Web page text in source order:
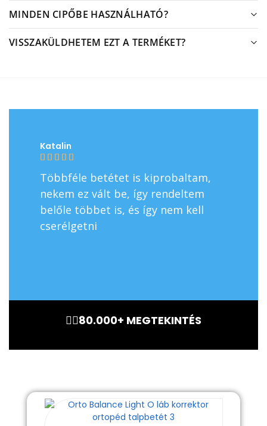
MINDEN CIPŐBE HASZNÁLHATÓ?
VISSZAKÜLDHETEM EZT A TERMÉKET?
Katalin
    
Többféle betétet is kiprobaltam,
nekem ez vált be, így rendeltem
belőle többet is, és így nem kell
cserélgetni
🏃‍♂️80.000+ MEGTEKINTÉS